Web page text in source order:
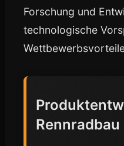
Forschung und
technologische
Rennradbau